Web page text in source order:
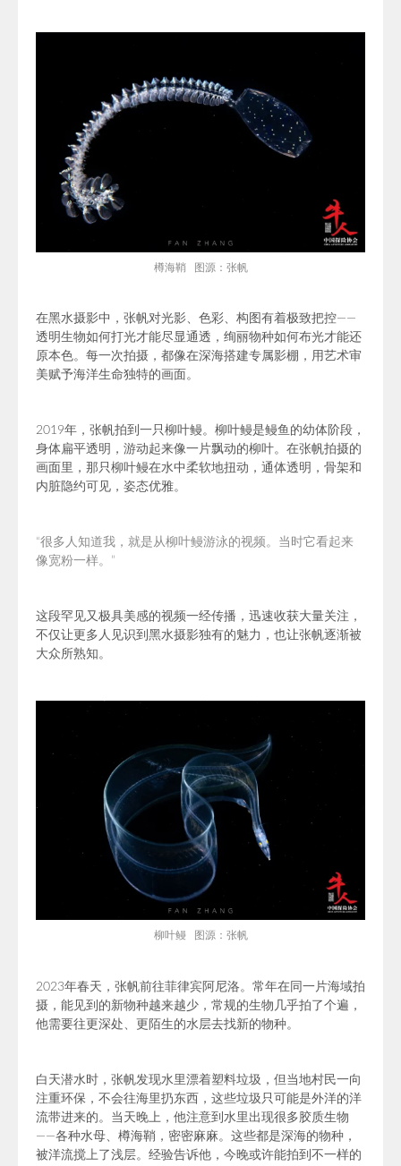
樽海鞘 图源：张帆
在黑水摄影中，张帆对光影、色彩、构图有着极致把控——
透明生物如何打光才能尽显通透，绚丽物种如何布光才能还
原本色。每一次拍摄，都像在深海搭建专属影棚，用艺术审
美赋予海洋生命独特的画面。
2019年，张帆拍到一只柳叶鳗。 柳叶鳗是鳗鱼的幼体阶段，
身体扁平透明，游动起来像一片飘动的柳叶。在张帆拍摄的
画面里，那只柳叶鳗在水中柔软地扭动，通体透明，骨架和
内脏隐约可见，姿态优雅。
“很多人知道我，就是从柳叶鳗游泳的视频。当时它看起来
像宽粉一样。 ”
这段罕见又极具美感的视频一经传播，迅速收获大量关注，
不仅让更多人见识到黑水摄影独有的魅力，也让张帆逐渐被
大众所熟知。
柳叶鳗 图源：张帆
2023年春天，张帆前往菲律宾阿尼洛。常年在同一片海域拍
摄，能见到的新物种越来越少，常规的生物几乎拍了个遍，
他需要往更深处、更陌生的水层去找新的物种。
白天潜水时，张帆发现水里漂着塑料垃圾，但当地村民一向
注重环保，不会往海里扔东西，这些垃圾只可能是外洋的洋
流带进来的。当天晚上，他注意到水里出现很多胶质生物
——各种水母、 樽海鞘 ，密密麻麻。这些都是深海的物种，
被洋流搅上了浅层。经验告诉他，今晚或许能拍到不一样的